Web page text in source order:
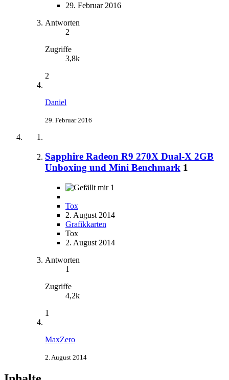
29. Februar 2016
Antworten
2
Zugriffe
3,8k
2
Daniel
29. Februar 2016
Sapphire Radeon R9 270X Dual-X 2GB
Unboxing und Mini Benchmark 1
1
Tox
2. August 2014
Grafikkarten
Tox
2. August 2014
Antworten
1
Zugriffe
4,2k
1
MaxZero
2. August 2014